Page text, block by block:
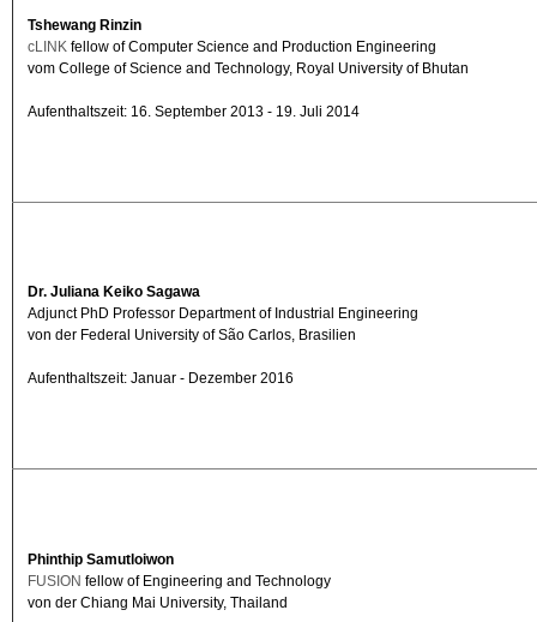
Tshewang Rinzin
cLINKfellow of Computer Science and Production Engineering
vom College of Science and Technology, Royal University of Bhutan
Aufenthaltszeit: 16. September 2013 - 19. Juli 2014
Dr. Juliana Keiko Sagawa
Adjunct PhD Professor Department of Industrial Engineering
von der Federal University of São Carlos, Brasilien
Aufenthaltszeit: Januar - Dezember 2016
Phinthip Samutloiwon
FUSION fellow of Engineering and Technology
von der Chiang Mai University, Thailand